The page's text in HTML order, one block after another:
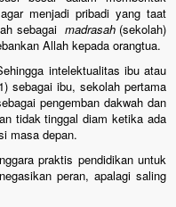
menjadi pribadi yang taat
sebagai madrasah(sekolah)
Allah kepada orangtua.
intelektualitas ibu atau
sebagai ibu, sekolah pertama
pengemban dakwah dan
tidak tinggal diam ketika ada
masa depan.
praktis pendidikan untuk
peran, apalagi saling